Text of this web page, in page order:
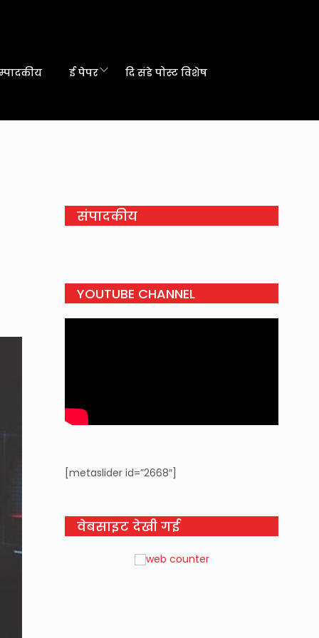
ई पेपर दि संडे पोस्ट विशेष
संपादकीय
YOUTUBE CHANNEL
[metaslider id=”2668″]
वेबसाइट देखी गई